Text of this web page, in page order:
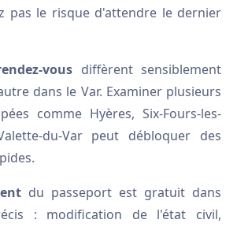
pas le risque d'attendre le dernier
vous diffèrent sensiblement
dans le Var. Examiner plusieurs
comme Hyères, Six-Fours-les-
du-Var peut débloquer des
du passeport est gratuit dans
: modification de l'état civil,